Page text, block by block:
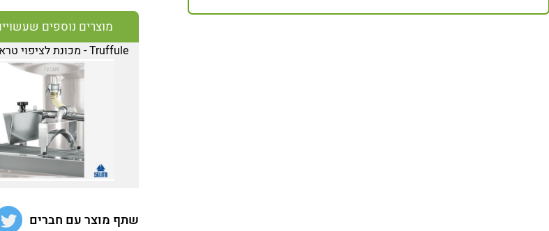
מוצרים נוספים
Truffule - מכונת לציפוי טראפלס
שתף מוצר עם חברים